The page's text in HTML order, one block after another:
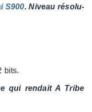
S900. Niveau réso­lu­
bits.
qui rendait A Tribe